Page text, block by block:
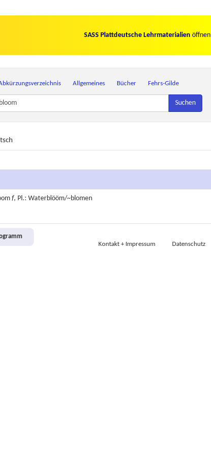
SASS Plattdeutsche Lehrmaterialien öffnen
Allgemeines Bücher Fehrs-Gilde
Suchen
f, Pl.: Waterblööm/~blomen
Kontakt + Impressum
Datenschutz